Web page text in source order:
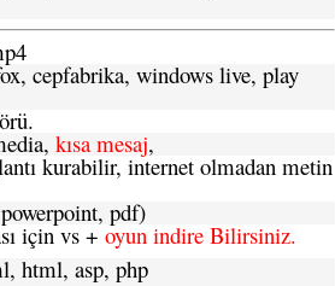
cepfabrika, windows live, play
kısa mesaj,
kurabilir, internet olmadan metin
pdf)
için vs +oyun indire Bilirsiniz.
html, asp, php